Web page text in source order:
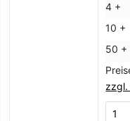
4 +
10 +
50 +
zzgl.